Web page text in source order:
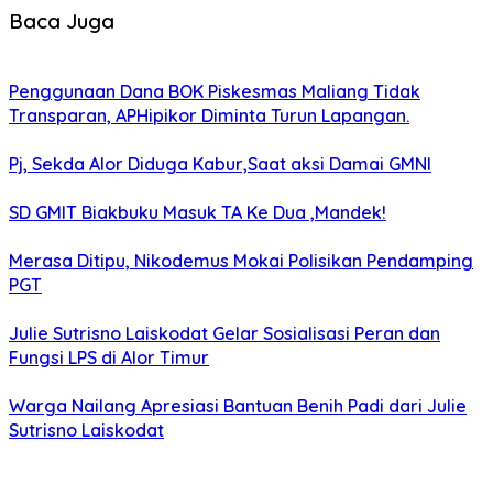
Baca Juga
Penggunaan Dana BOK Piskesmas Maliang Tidak
Transparan, APHipikor Diminta Turun Lapangan.
Pj, Sekda Alor Diduga Kabur,Saat aksi Damai GMNI
SD GMIT Biakbuku Masuk TA Ke Dua ,Mandek!
Merasa Ditipu, Nikodemus Mokai Polisikan Pendamping
PGT
Julie Sutrisno Laiskodat Gelar Sosialisasi Peran dan
Fungsi LPS di Alor Timur
Warga Nailang Apresiasi Bantuan Benih Padi dari Julie
Sutrisno Laiskodat